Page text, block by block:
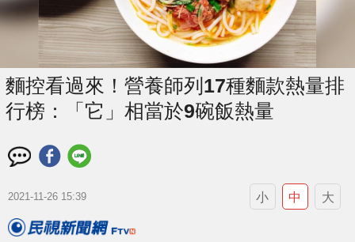
麵控看過來！營養師列17種麵款熱量排
行榜：「它」相當於9碗飯熱量
2021-11-26 15:39 小 中 大